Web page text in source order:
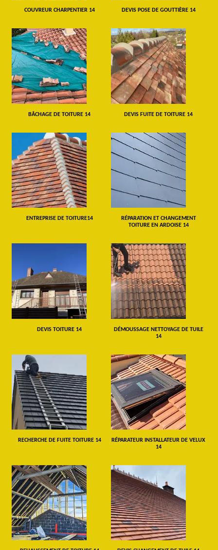
COUVREUR CHARPENTIER 14 DEVIS POSE DE GOUTTIÈRE 14
BÂCHAGE DE TOITURE 14 DEVIS FUITE DE TOITURE 14
ENTREPRISE DE TOITURE14
RÉPARATION ET CHANGEMENT
TOITURE EN ARDOISE 14
DEVIS TOITURE 14
DÉMOUSSAGE NETTOYAGE DE TUILE
14
RECHERCHE DE FUITE TOITURE 14
RÉPARATEUR INSTALLATEUR DE VELUX
14